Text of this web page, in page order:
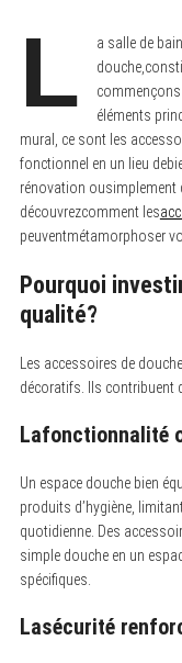
L
a salle de
éléments
mural, ce sont les
fonctionnel en un lieu
rénovation ousimplement
découvrezcomment les
peuventmétamorphoser
Pourquoi
qualité?
Les accessoires de
décoratifs. Ils contribuent
Lafonctionnalité
Un espace douche bien
produits d’hygiène,
quotidienne. Des
simple douche en un
spécifiques.
Lasécurité